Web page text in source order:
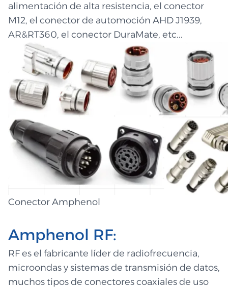
alimentación de alta resistencia, el conector
M12, el conector de automoción AHD J1939,
AR&RT360, el conector DuraMate, etc...
Conector Amphenol
Amphenol RF:
RF es el fabricante líder de radiofrecuencia,
microondas y sistemas de transmisión de datos,
muchos tipos de conectores coaxiales de uso